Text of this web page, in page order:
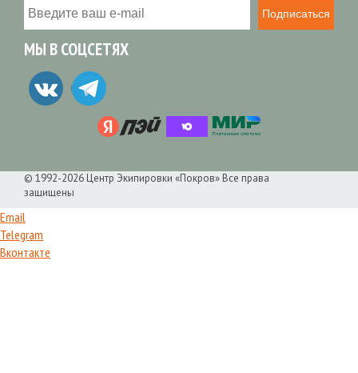
Подписаться
МЫ В СОЦСЕТЯХ
© 1992-2026 Центр Экипировки «Покров» Все права
защищены
Email
Telegram
Вконтакте